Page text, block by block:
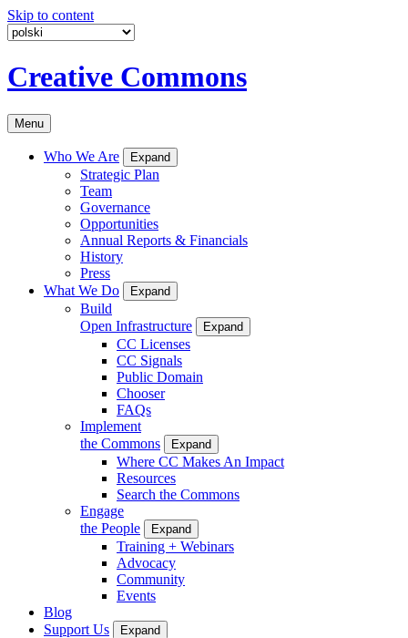
Skip to content
Creative Commons
Menu
Who We Are Expand
Strategic Plan
Team
Governance
Opportunities
Annual Reports & Financials
History
Press
What We Do
Expand
Build
Open Infrastructure
Expand
CC Licenses
CC Signals
Public Domain
Chooser
FAQs
Implement
the Commons
Expand
Where CC Makes An Impact
Resources
Search the Commons
Engage
the People
Expand
Training + Webinars
Advocacy
Community
Events
Blog
Support Us
Expand